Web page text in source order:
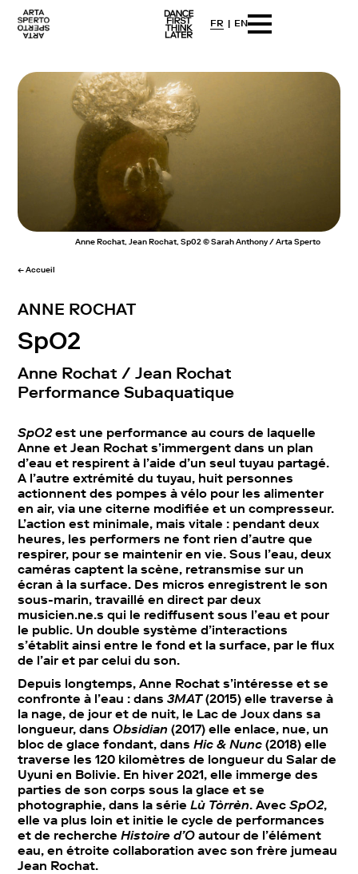
content
FR EN
Anne Rochat, Jean Rochat, Sp02 © Sarah Anthony / Arta Sperto
← Accueil
ANNE ROCHAT
SpO2
Anne Rochat / Jean Rochat
Performance Subaquatique
SpO2est une performance au cours de laquelle
Anne et Jean Rochat s’immergent dans un plan
d’eau et respirent à l’aide d’un seul tuyau partagé.
A l’autre extrémité du tuyau, huit personnes
actionnent des pompes à vélo pour les alimenter
en air, via une citerne modifiée et un compresseur.
L’action est minimale, mais vitale : pendant deux
heures, les performers ne font rien d’autre que
respirer, pour se maintenir en vie. Sous l’eau, deux
caméras captent la scène, retransmise sur un
écran à la surface. Des micros enregistrent le son
sous-marin, travaillé en direct par deux
musicien.ne.s qui le rediffusent sous l’eau et pour
le public. Un double système d’interactions
s’établit ainsi entre le fond et la surface, par le flux
de l’air et par celui du son.
Depuis longtemps, Anne Rochat s’intéresse et se
confronte à l’eau : dans3MAT(2015) elle traverse à
la nage, de jour et de nuit, le Lac de Joux dans sa
longueur, dans Obsidian (2017) elle enlace, nue, un
bloc de glace fondant, dansHic & Nunc (2018) elle
traverse les 120 kilomètres de longueur du Salar de
Uyuni en Bolivie. En hiver 2021, elle immerge des
parties de son corps sous la glace et se
photographie, dans la sérieLù Tòrrèn. AvecSpO2,
elle va plus loin et initie le cycle de performances
et de rechercheHistoire d’O autour de l’élément
eau, en étroite collaboration avec son frère jumeau
Jean Rochat.